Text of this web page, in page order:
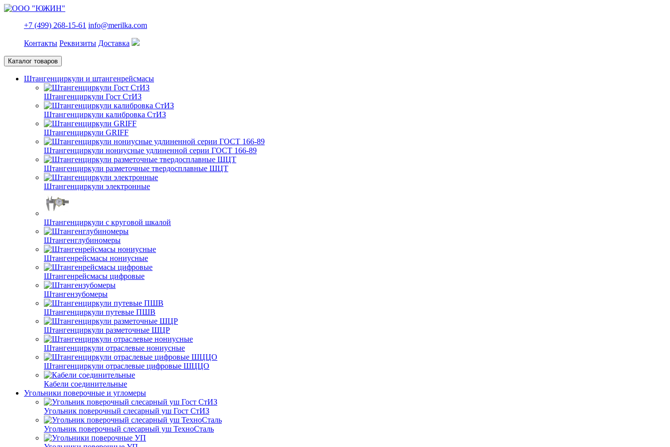
+7 (499) 268-15-61 info@merilka.com
Контакты Реквизиты Доставка
Каталог товаров
Штангенциркули и штангенрейсмасы
Штангенциркули Гост СтИЗ
Штангенциркули калибровка СтИЗ
Штангенциркули GRIFF
Штангенциркули нониусные удлиненной серии ГОСТ 166-89
Штангенциркули разметочные твердосплавные ШЦТ
Штангенциркули электронные
Штангенциркули с круговой шкалой
Штангенглубиномеры
Штангенрейсмасы нониусные
Штангенрейсмасы цифровые
Штангензубомеры
Штангенциркули путевые ПШВ
Штангенциркули разметочные ШЦР
Штангенциркули отраслевые нониусные
Штангенциркули отраслевые цифровые ШЦЦО
Кабели соединительные
Угольники поверочные и угломеры
Угольник поверочный слесарный уш Гост СтИЗ
Угольник поверочный слесарный уш ТехноСталь